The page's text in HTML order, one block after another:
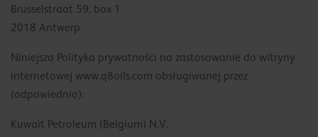
Brusselstraat 59, box 1
2018 Antwerp
Niniejsza Polityka prywatności na zastosowanie do witryny
internetowej www.q8oils.com obsługiwanej przez
(odpowiednio):
Kuwait Petroleum (Belgium) N.V.